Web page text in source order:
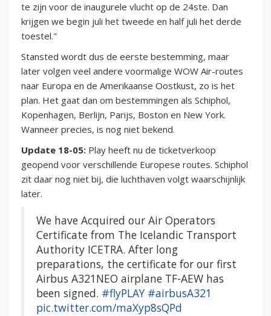
te zijn voor de inaugurele vlucht op de 24ste. Dan
krijgen we begin juli het tweede en half juli het derde
toestel."
Stansted wordt dus de eerste bestemming, maar
later volgen veel andere voormalige WOW Air-routes
naar Europa en de Amerikaanse Oostkust, zo is het
plan. Het gaat dan om bestemmingen als Schiphol,
Kopenhagen, Berlijn, Parijs, Boston en New York.
Wanneer precies, is nog niet bekend.
Update 18-05: Play heeft nu de ticketverkoop
geopend voor verschillende Europese routes. Schiphol
zit daar nog niet bij, die luchthaven volgt waarschijnlijk
later.
We have Acquired our Air Operators
Certificate from The Icelandic Transport
Authority ICETRA. After long
preparations, the certificate for our first
Airbus A321NEO airplane TF-AEW has
been signed. #flyPLAY #airbusA321
pic.twitter.com/maXyp8sQPd